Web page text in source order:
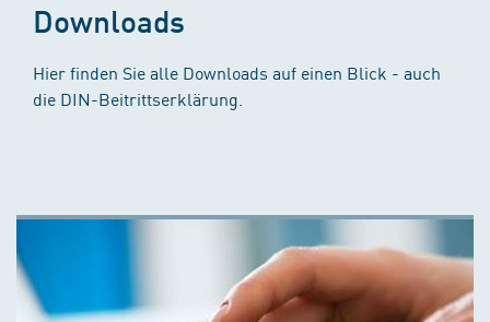
Downloads
Hier finden Sie alle Downloads auf einen Blick - auch
die DIN-Beitrittserklärung.